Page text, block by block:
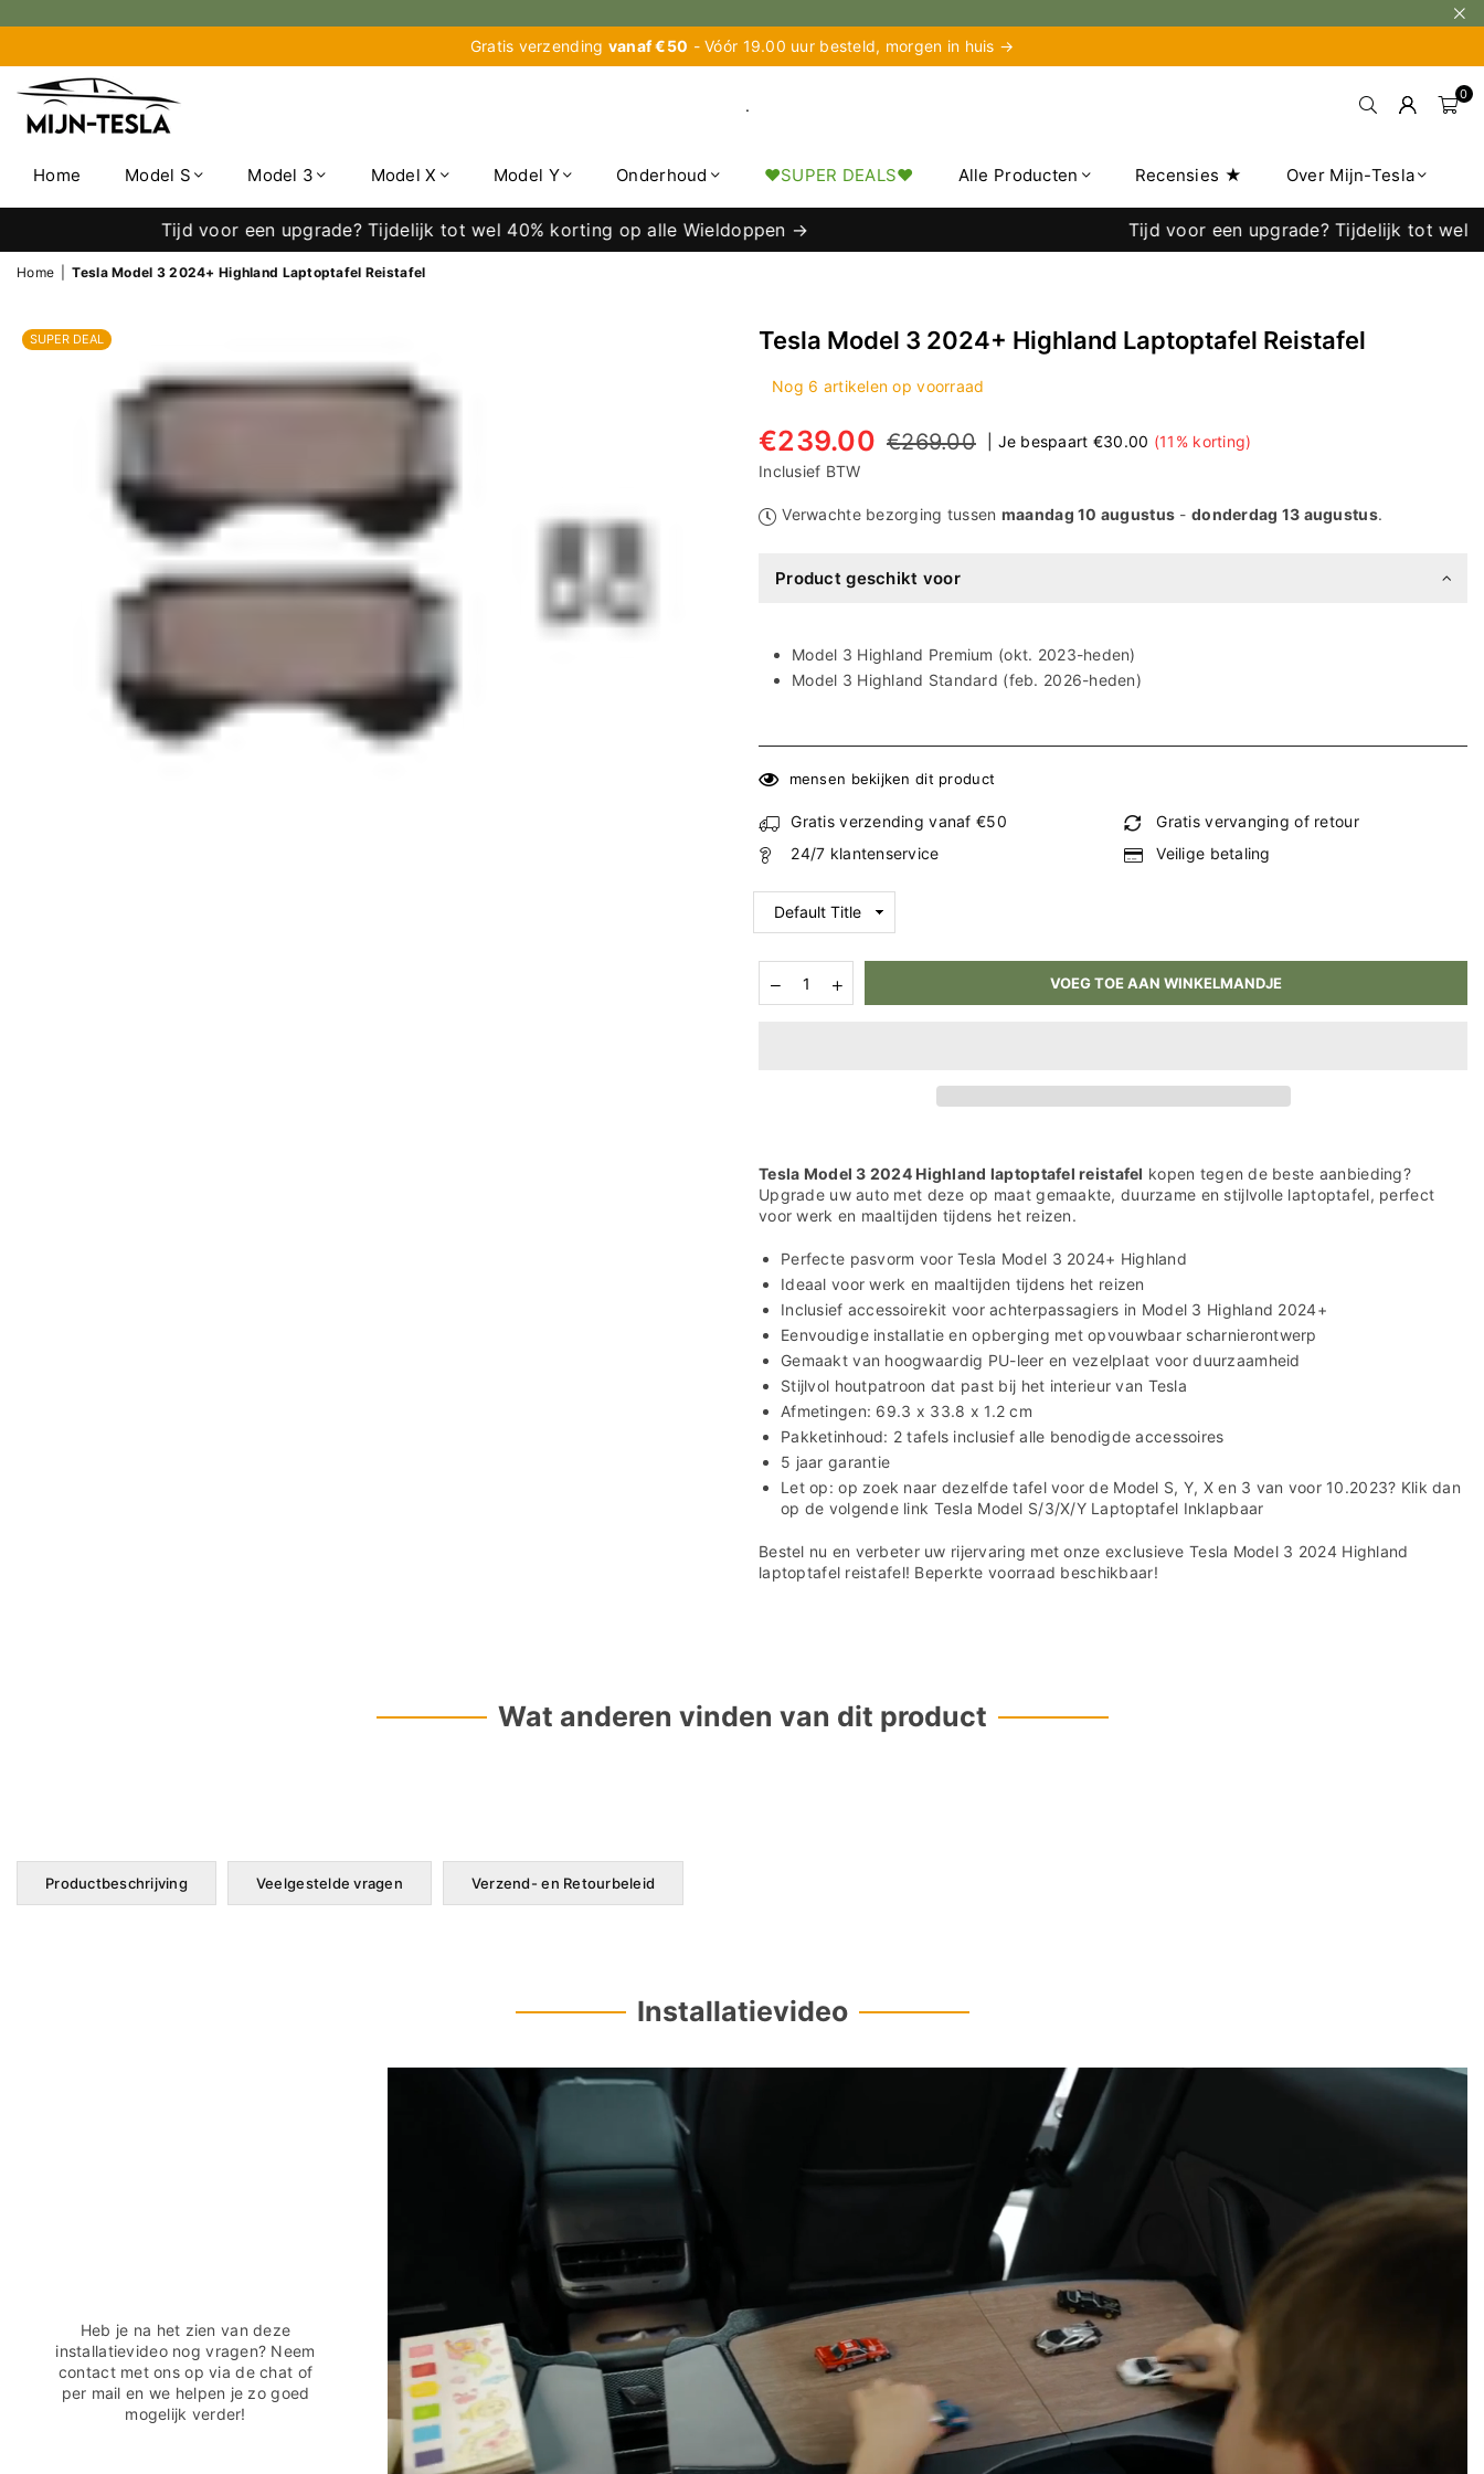
Ã
¢
Gratis verzending vanaf €50 - Vóór 19.00 uur besteld, morgen in huis →
TESLA
.
0
Home Model S Model 3 Model X Model Y Onderhoud ♥︎SUPER DEALS♥︎ Alle Producten Recensies ★ Over Mijn-Tesla
Tijd voor een upgrade? Tijdelijk tot wel 40% korting op alle Wieldoppen → Tijd voor een upgrade? Tijdelijk tot wel 40%
Home Tesla Model 3 2024+ Highland Laptoptafel Reistafel
SUPER DEAL Tesla Model 3 2024+ Highland Laptoptafel Reistafel
Nog 6 artikelen op voorraad
Normale
prijs
€239.00 €269.00 Je bespaart €30.00 (11 % korting)
Inclusief BTW
Verwachte bezorging tussen maandag 10 augustus -donderdag 13 augustus.
Product geschikt voor
Model 3 Highland Premium (okt. 2023-heden)
Model 3 Highland Standard (feb. 2026-heden)
mensen bekijken dit product
Gratis verzending vanaf €50
Gratis vervanging of retour
24/7 klantenservice
Veilige betaling
Aantal
verlagen
Aantal
verhogen
VOEG TOE AAN WINKELMANDJE
Tesla Model 3 2024 Highland laptoptafel reistafel kopen tegen de beste aanbieding?
Upgrade uw auto met deze op maat gemaakte, duurzame en stijlvolle laptoptafel, perfect
voor werk en maaltijden tijdens het reizen.
Perfecte pasvorm voor Tesla Model 3 2024+ Highland
Ideaal voor werk en maaltijden tijdens het reizen
Inclusief accessoirekit voor achterpassagiers in Model 3 Highland 2024+
Eenvoudige installatie en opberging met opvouwbaar scharnierontwerp
Gemaakt van hoogwaardig PU-leer en vezelplaat voor duurzaamheid
Stijlvol houtpatroon dat past bij het interieur van Tesla
Afmetingen: 69.3 x 33.8 x 1.2 cm
Pakketinhoud: 2 tafels inclusief alle benodigde accessoires
5 jaar garantie
Let op: op zoek naar dezelfde tafel voor de Model S, Y, X en 3 van voor 10.2023? Klik dan
op de volgende link Tesla Model S/3/X/Y Laptoptafel Inklapbaar
Bestel nu en verbeter uw rijervaring met onze exclusieve Tesla Model 3 2024 Highland
laptoptafel reistafel! Beperkte voorraad beschikbaar!
Wat anderen vinden van dit product
Productbeschrijving Veelgestelde vragen Verzend- en Retourbeleid
Installatievideo
Heb je na het zien van deze
installatievideo nog vragen? Neem
contact met ons op via de chat of
per mail en we helpen je zo goed
mogelijk verder!